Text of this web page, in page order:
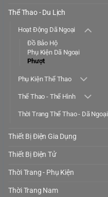
Thể Thao - Du Lịch
Hoạt Động Dã Ngoại
Đồ Bảo Hộ
Phụ Kiện Dã Ngoại
Phượt
Phụ Kiện Thể Thao
Thể Thao - Thể Hình
Thời Trang Thể Thao - Dã Ngoại
Thiết Bị Điện Gia Dụng
Thiết Bị Điện Tử
Thời Trang - Phụ Kiện
Thời Trang Nam